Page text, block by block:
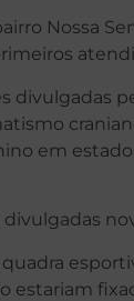
Nossa
divulgadas
em
estariam